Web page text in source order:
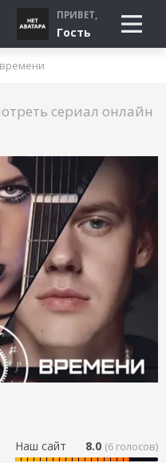
ПРИВЕТ,
Гость
сериал онлайн
Наш сайт 8.0 (6 голосов)